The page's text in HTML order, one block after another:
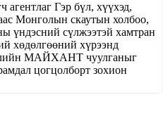
агентлаг Гэр бүл, хүүхэд,
Монголын скаутын холбоо,
үндэсний сүлжээтэй хамтран
хөдөлгөөний хүрээнд
МАЙХАНТ чуулганыг
цогцолборт зохион